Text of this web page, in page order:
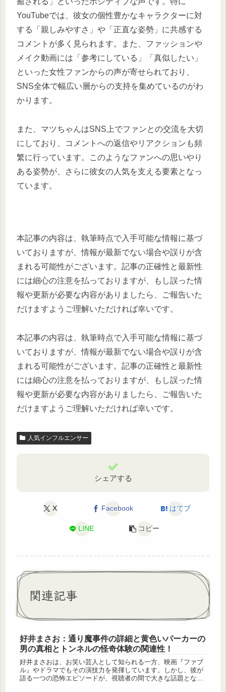
YouTubeでは、彼女の個性豊かなキャラクターに対
する「親しみやすさ」や「正直な姿勢」に共感する
コメントが多く見られます。また、ファッションや
メイク動画には「参考にしている」「真似したい」
といった女性ファンからの声が寄せられており、
SNS全体で幅広い層からの支持を集めているのがわ
かります。
また、マツちゃんはSNS上でファンとの交流を大切
にしており、コメントへの返信やリアクションも頻
繁に行っています。このようなファンへの思いやり
ある姿勢が、さらに彼女の人気を支える要素となっ
ています。
本記事の内容は、執筆時点で入手可能な情報に基づ
いておりますが、情報が最新でない場合や誤りが含
まれる可能性がございます。記事の正確性と最新性
には細心の注意を払っておりますが、もし誤った情
報や更新が必要な内容がありましたら、ご報告いた
だけますようご理解いただければ幸いです。
本記事の内容は、執筆時点で入手可能な情報に基づ
いておりますが、情報が最新でない場合や誤りが含
まれる可能性がございます。記事の正確性と最新性
には細心の注意を払っておりますが、もし誤った情
報や更新が必要な内容がありましたら、ご報告いた
だけますようご理解いただければ幸いです。
人気インフルエンサー
シェアする
X Facebook はてブ
LINE コピー
関連記事
好井まさお：通り魔事件の詳細と黄色いパーカーの
男の真相とトンネルの怪奇体験の関連性！
好井まさおは、お笑い芸人として知られる一方、映画『ファブ
ル』やドラマでもその演技力を発揮しています。しかし、彼が
語る一つの恐怖エピソードが、視聴者の間で大きな話題となり